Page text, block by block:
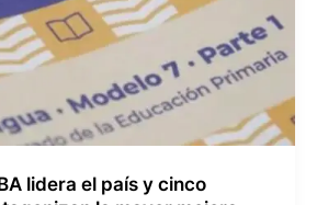
lidera el país y cinco